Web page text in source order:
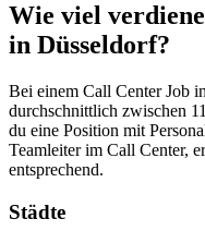
Wie viel
in Düsseldorf?
Bei einem Call Center Job
durchschnittlich zwischen
du eine Position mit
Teamleiter im Call Center,
entsprechend.
Städte